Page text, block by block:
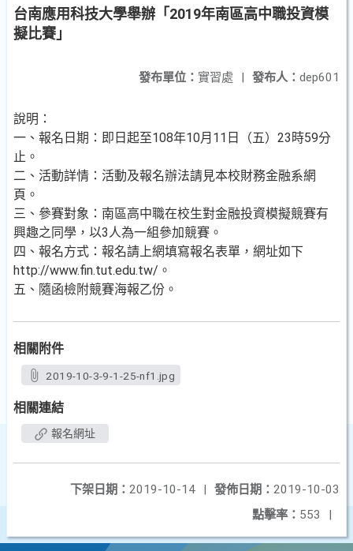
台南應用科技大學舉辦「2019年南區高中職投資模
擬比賽」
發布人： dep601
發布單位： 實習處 |
說明：
一、報名日期：即日起至108年10月11日（五）23時59分
止。
二、活動詳情：活動及報名辦法請見本校財務金融系網
頁。
三、參賽對象：南區高中職在校生對金融投資模擬競賽有
興趣之同學，以3人為一組參加競賽。
四、報名方式：報名請上網填寫報名表單，網址如下
http://www.fin.tut.edu.tw/。
五、隨函檢附競賽海報乙份。
相關附件
2019-10-3-9-1-25-nf1.jpg
相關連結
報名網址
發佈日期： 2019-10-03
下架日期： 2019-10-14
|
點擊率： 553 |